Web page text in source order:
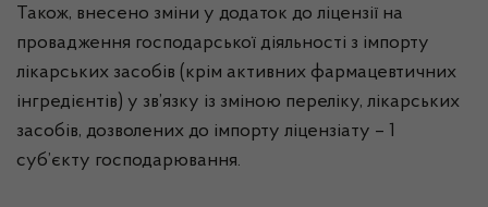
Також, внесено зміни у додаток до ліцензії на
провадження господарської діяльності з імпорту
лікарських засобів (крім активних фармацевтичних
інгредієнтів) у зв’язку із зміною переліку, лікарських
засобів, дозволених до імпорту ліцензіату – 1
суб’єкту господарювання.